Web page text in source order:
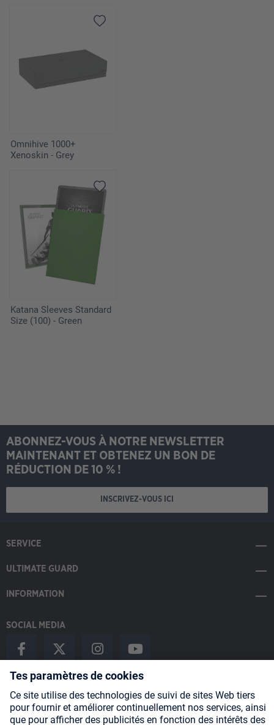
Omnihive 1000+
Xenoskin - Grey
Katana Sleeves Standard
Size (100) - Green
ABONNEZ-VOUS À NOTRE NEWSLETTER
MAINTENANT ET OBTENEZ UN BON DE
RÉDUCTION DE 10 % !
INSCRIVEZ-VOUS ICI
SERVICE
ULTIMATE GUARD
INFORMATION
SOCIAL MEDIA